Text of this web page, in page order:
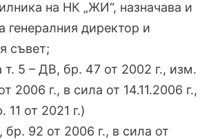
на НК „ЖИ“, назначава и
генералния директор и
съвет;
5 – ДВ, бр. 47 от 2002 г., изм.
2006 г., в сила от 14.11.2006 г.,
от 2021 г.)
бр. 92 от 2006 г., в сила от